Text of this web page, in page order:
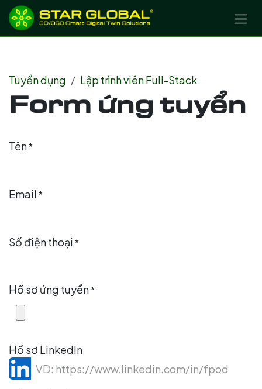
BỎ QUA ĐỂ ĐẾN NỘI DUNG
Tuyển dụng Lập trình viên Full-Stack
Form ứng tuyển
Tên*
Email *
Số điện thoại *
Hồ sơ ứng tuyển*
Hồ sơ LinkedIn